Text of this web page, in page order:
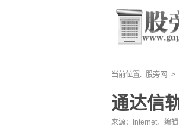
当前位置: 股旁网 >
通达信
来源：Internet，编